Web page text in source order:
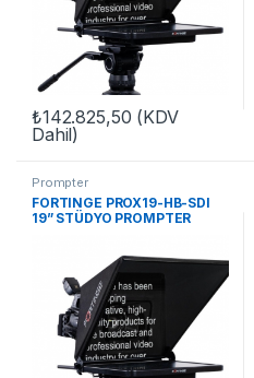
₺142.825,50 (KDV
Dahil)
Prompter
FORTINGE PROX19-HB-SDI
19” STÜDYO PROMPTER